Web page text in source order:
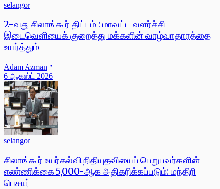
selangor
2-வது சிலாங்கூர் திட்டம் : மாவட்ட வளர்ச்சி
இடைவெளியைக் குறைத்து மக்களின் வாழ்வாதாரத்தை
உயர்த்தும்
Adam Azman
6 ஆகஸ்ட் 2026
selangor
சிலாங்கூர் உயர்கல்வி நிதியுதவியைப் பெறுபவர்களின்
எண்ணிக்கை 5,000-ஆக அதிகரிக்கப்படும்: மந்திரி
பெசார்